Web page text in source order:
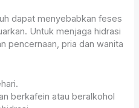
dapat menyebabkan feses
Untuk menjaga hidrasi
pencernaan, pria dan wanita
berkafein atau beralkohol